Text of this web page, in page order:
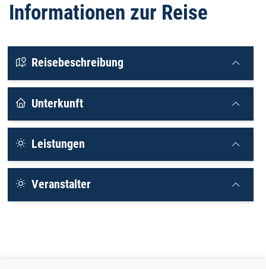
Informationen zur Reise
Reisebeschreibung
Unterkunft
Leistungen
Veranstalter